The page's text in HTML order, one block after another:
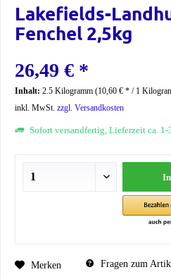
Lakefields-
Fenchel 2,5kg
26,49 € *
Inhalt: 2.5 Kilogramm (10,60 € * / 1
inkl. MwSt. zzgl. Versandkosten
Sofort versandfertig, Lieferzeit ca. 1-
Merken Fragen zum